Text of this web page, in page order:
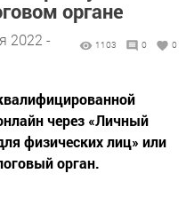
органе
2022 -
1103 0 0
через «Личный
физических лиц» или
орган.